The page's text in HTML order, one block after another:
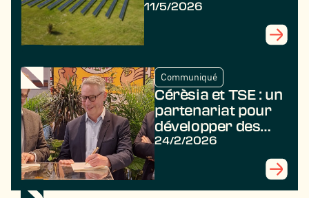
11/5/2026
Communiqué
Cérèsia et TSE : un
partenariat pour
développer des
projets
agrivoltaïques au
agriculteurs
24/2/2026